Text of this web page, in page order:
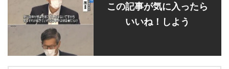
この記事が気に入ったら
いいね！しよう